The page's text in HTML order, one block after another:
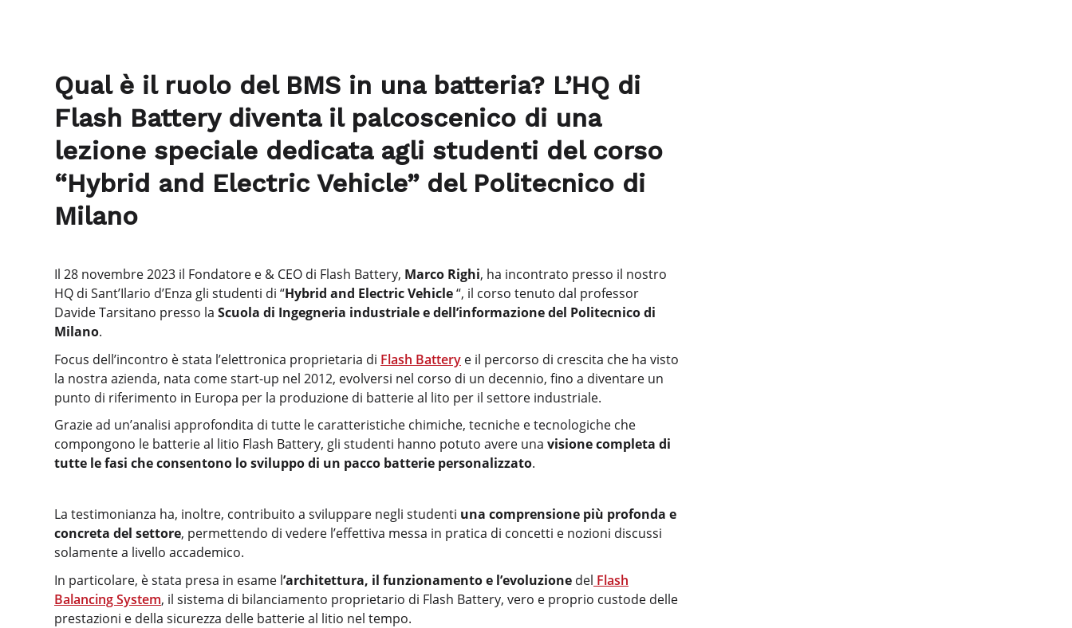
Qual è il ruolo del BMS in una batteria? L’HQ di
Flash Battery diventa il palcoscenico di una
lezione speciale dedicata agli studenti del corso
“Hybrid and Electric Vehicle” del Politecnico di
Milano
Il 28 novembre 2023 il Fondatore e & CEO di Flash Battery, Marco Righi, ha incontrato presso il nostro
HQ di Sant’Ilario d’Enza gli studenti di “Hybrid and Electric Vehicle“, il corso tenuto dal professor
Davide Tarsitano presso la Scuola di Ingegneria industriale e dell’informazione del Politecnico di
Milano.
Focus dell’incontro è stata l’elettronica proprietaria di Flash Battery e il percorso di crescita che ha visto
la nostra azienda, nata come start-up nel 2012, evolversi nel corso di un decennio, fino a diventare un
punto di riferimento in Europa per la produzione di batterie al lito per il settore industriale.
Grazie ad un’analisi approfondita di tutte le caratteristiche chimiche, tecniche e tecnologiche che
compongono le batterie al litio Flash Battery, gli studenti hanno potuto avere una visione completa di
tutte le fasi che consentono lo sviluppo di un pacco batterie personalizzato.
La testimonianza ha, inoltre, contribuito a sviluppare negli studenti una comprensione più profonda e
concreta del settore, permettendo di vedere l’effettiva messa in pratica di concetti e nozioni discussi
solamente a livello accademico.
In particolare, è stata presa in esame l’architettura, il funzionamento e l’evoluzione del Flash
Balancing System, il sistema di bilanciamento proprietario di Flash Battery, vero e proprio custode delle
prestazioni e della sicurezza delle batterie al litio nel tempo.